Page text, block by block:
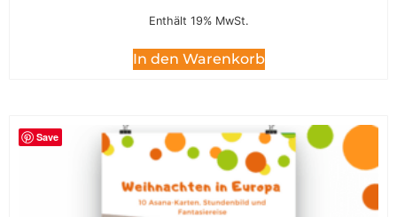
Enthält 19% MwSt.
In den Warenkorb
Save